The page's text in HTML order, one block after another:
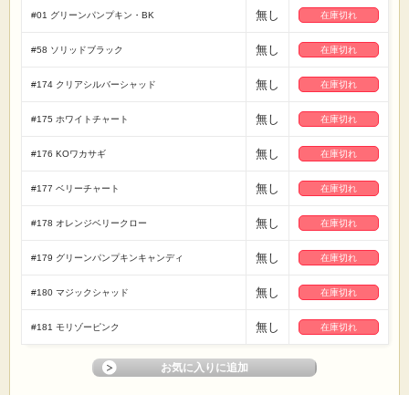
#01 グリーンパンプキン・BK 無し 在庫切れ
#58 ソリッドブラック 無し 在庫切れ
#174 クリアシルバーシャッド 無し 在庫切れ
#175 ホワイトチャート 無し 在庫切れ
#176 KOワカサギ 無し 在庫切れ
#177 ベリーチャート 無し 在庫切れ
#178 オレンジベリークロー 無し 在庫切れ
#179 グリーンパンプキンキャンディ 無し 在庫切れ
#180 マジックシャッド 無し 在庫切れ
#181 モリゾーピンク 無し 在庫切れ